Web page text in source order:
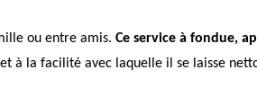
ou entre amis. Ce service à fondue,
et à la facilité avec laquelle il se laisse